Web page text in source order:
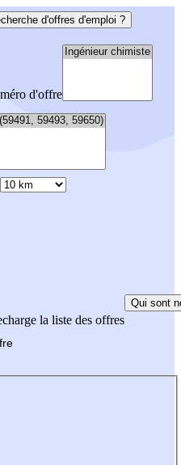
d'offres d'emploi ?
d'offre
la liste des offres
Qui sont